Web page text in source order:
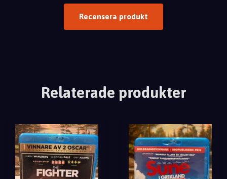
Recensera produkt
Relaterade produkter